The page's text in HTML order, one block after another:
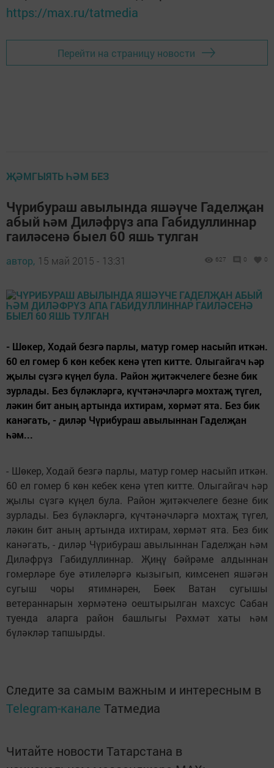
https://max.ru/tatmedia
Перейти на страницу новости
ҖӘМГЫЯТЬ ҺӘМ БЕЗ
Чүрибураш авылында яшәүче Гаделҗан
абый һәм Диләфрүз апа Габидуллиннар
гаиләсенә быел 60 яшь тулган
автор, 15 май 2015 - 13:31 627 0 0
- Шөкер, Ходай безгә парлы, матур гомер насыйп иткән.
60 ел гомер 6 көн кебек кенә үтеп китте. Олыгайгач һәр
җылы сүзгә күңел була. Район җитәкчелеге безне бик
зурлады. Без бүләкләргә, күчтәнәчләргә мохтаҗ түгел,
ләкин бит аның артында ихтирам, хөрмәт ята. Без бик
канәгать, - диләр Чүрибураш авылыннан Гаделҗан
һәм...
- Шөкер, Ходай безгә парлы, матур гомер насыйп иткән.
60 ел гомер 6 көн кебек кенә үтеп китте. Олыгайгач һәр
җылы сүзгә күңел була. Район җитәкчелеге безне бик
зурлады. Без бүләкләргә, күчтәнәчләргә мохтаҗ түгел,
ләкин бит аның артында ихтирам, хөрмәт ята. Без бик
канәгать, - диләр Чүрибураш авылыннан Гаделҗан һәм
Диләфрүз Габидуллиннар. Җиңү бәйрәме алдыннан
гомерләре буе әтилеләргә кызыгып, кимсенеп яшәгән
сугыш чоры ятимнәрен, Бөек Ватан сугышы
ветераннарын хөрмәтенә оештырылган махсус Сабан
туенда аларга район башлыгы Рәхмәт хаты һәм
бүләкләр тапшырды.
Следите за самым важным и интересным в
Telegram-канале Татмедиа
Читайте новости Татарстана в